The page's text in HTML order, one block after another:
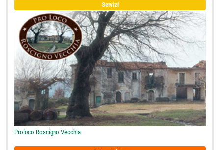
Servizi
Proloco Roscigno Vecchia